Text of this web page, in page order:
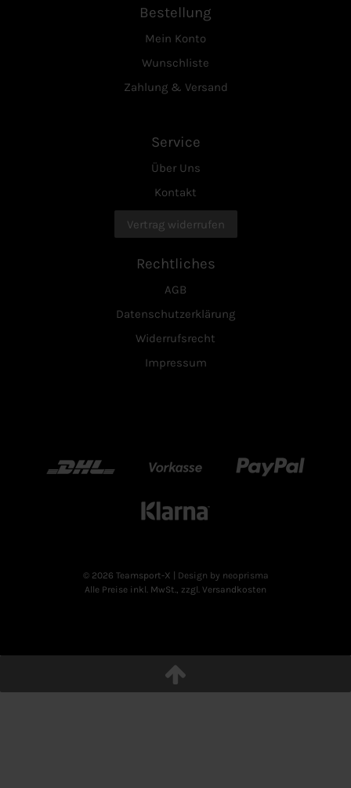
Bestellung
Mein Konto
Wunschliste
Zahlung & Versand
Service
Über Uns
Kontakt
Vertrag widerrufen
Rechtliches
AGB
Datenschutzerklärung
Widerrufsrecht
Impressum
DHL Vorkasse Paypal
Klarn
© 2026 Teamsport-X
| Design by neoprisma
Alle Preise inkl. MwSt., zzgl. Versandkosten